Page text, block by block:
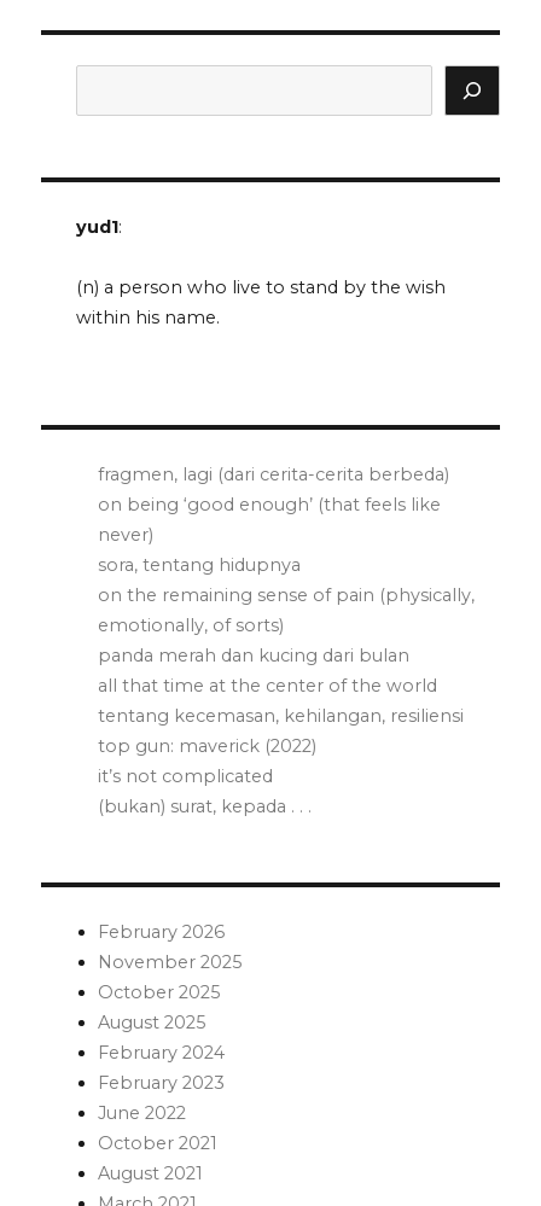
yud1:
(n) a person who live to stand by the wish
within his name.
fragmen, lagi (dari cerita-cerita berbeda)
on being ‘good enough’ (that feels like
never)
sora, tentang hidupnya
on the remaining sense of pain (physically,
emotionally, of sorts)
panda merah dan kucing dari bulan
all that time at the center of the world
tentang kecemasan, kehilangan, resiliensi
top gun: maverick (2022)
it’s not complicated
(bukan) surat, kepada . . .
February 2026
November 2025
October 2025
August 2025
February 2024
February 2023
June 2022
October 2021
August 2021